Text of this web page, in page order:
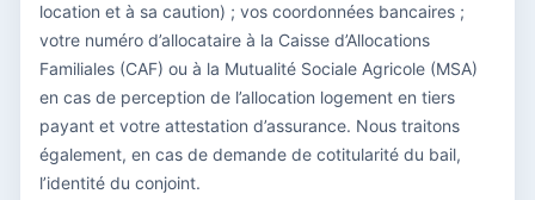
location et à sa caution) ; vos coordonnées bancaires ;
votre numéro d’allocataire à la Caisse d’Allocations
Familiales (CAF) ou à la Mutualité Sociale Agricole (MSA)
en cas de perception de l’allocation logement en tiers
payant et votre attestation d’assurance. Nous traitons
également, en cas de demande de cotitularité du bail,
l’identité du conjoint.